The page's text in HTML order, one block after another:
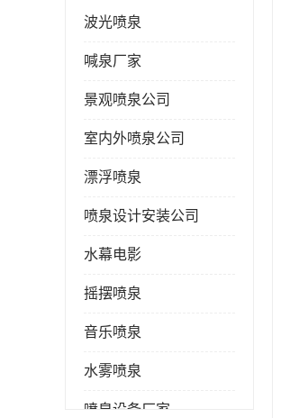
波光喷泉
喊泉厂家
景观喷泉公司
室内外喷泉公司
漂浮喷泉
喷泉设计安装公司
水幕电影
摇摆喷泉
音乐喷泉
水雾喷泉
喷泉设备厂家